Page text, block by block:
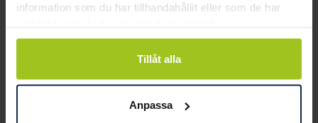
information som du har tillhandahållit eller som de har
Tillåt alla
Anpassa
August
August
Pris
1 380 kr